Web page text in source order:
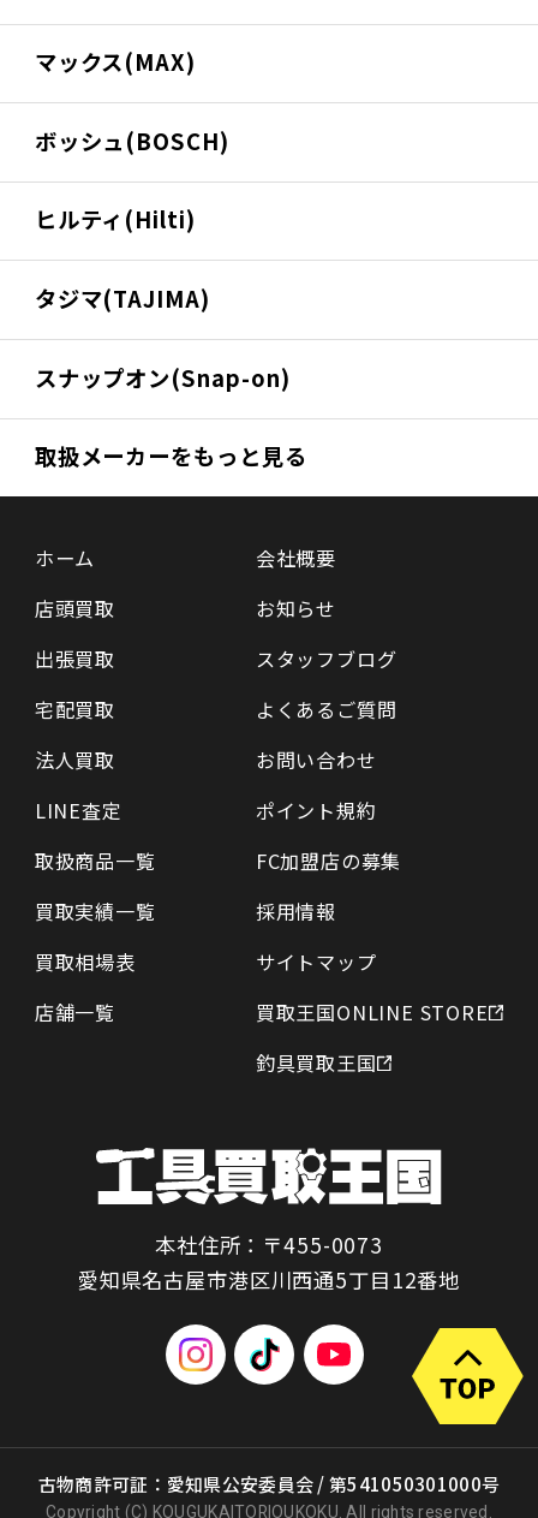
マックス(MAX)
ボッシュ(BOSCH)
ヒルティ(Hilti)
タジマ(TAJIMA)
スナップオン(Snap-on)
取扱メーカーをもっと見る
ホーム
店頭買取
出張買取
宅配買取
法人買取
LINE査定
取扱商品一覧
買取実績一覧
買取相場表
店舗一覧
会社概要
お知らせ
スタッフブログ
よくあるご質問
お問い合わせ
ポイント規約
FC加盟店の募集
採用情報
サイトマップ
買取王国ONLINE STORE
釣具買取王国
本社住所：〒455-0073
愛知県名古屋市港区川西通5丁目12番地
古物商許可証：愛知県公安委員会 / 第541050301000号
Copyright (C) KOUGUKAITORIOUKOKU. All rights reserved.